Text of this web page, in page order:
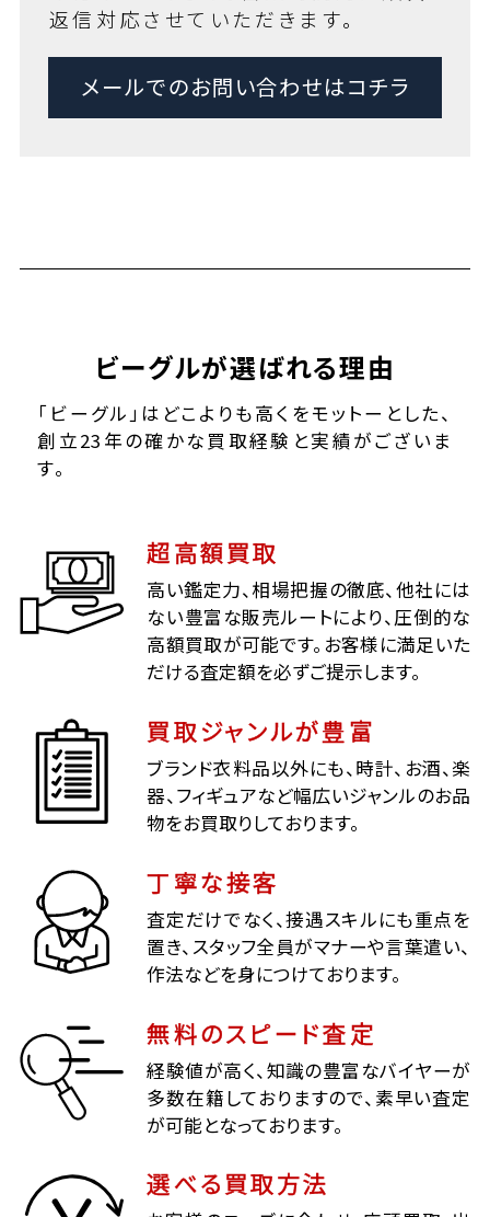
返信対応させていただきます。
メールでのお問い合わせはコチラ
ビーグルが選ばれる理由
「ビーグル」はどこよりも高くをモットーとした、
創立23年の確かな買取経験と実績がございま
す。
超高額買取
高い鑑定力、相場把握の徹底、他社には
ない豊富な販売ルートにより、圧倒的な
高額買取が可能です。お客様に満足いた
だける査定額を必ずご提示します。
買取ジャンルが豊富
ブランド衣料品以外にも、時計、お酒、楽
器、フィギュアなど幅広いジャンルのお品
物をお買取りしております。
丁寧な接客
査定だけでなく、接遇スキルにも重点を
置き、スタッフ全員がマナーや言葉遣い、
作法などを身につけております。
無料のスピード査定
経験値が高く、知識の豊富なバイヤーが
多数在籍しておりますので、素早い査定
が可能となっております。
選べる買取方法